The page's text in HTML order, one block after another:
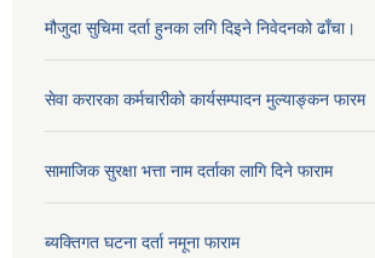
मौजुदा सुचिमा दर्ता हुनका लगि दिइने निवेदनको ढाँचा।
सेवा करारका कर्मचारीको कार्यसम्पादन मुल्याङ्‍कन फारम
सामाजिक सुरक्षा भत्ता नाम दर्ताका लागि दिने फाराम
ब्यक्तिगत घटना दर्ता नमूना फाराम